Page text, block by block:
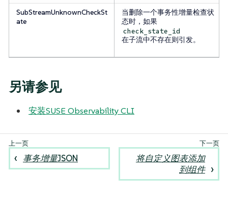
SubStreamUnknownCheckSt
ate
当删除一个事务性增量检查状
态时，如果
check_state_id
在子流中不存在则引发。
另请参见
安装SUSE Observability CLI
事务增量JSON
将自定义图表添加
到组件